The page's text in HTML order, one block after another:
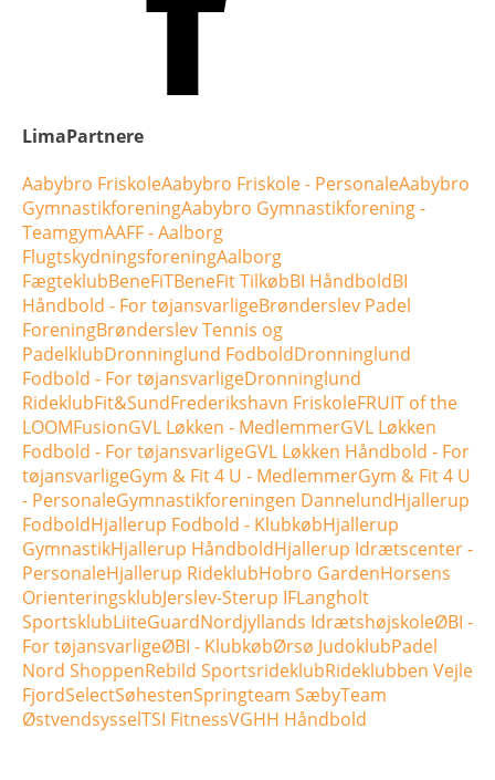
LimaPartnere
Aabybro FriskoleAabybro Friskole - PersonaleAabybro
GymnastikforeningAabybro Gymnastikforening -
TeamgymAAFF - Aalborg
FlugtskydningsforeningAalborg
FægteklubBeneFiTBeneFit TilkøbBI HåndboldBI
Håndbold - For tøjansvarligeBrønderslev Padel
ForeningBrønderslev Tennis og
PadelklubDronninglund FodboldDronninglund
Fodbold - For tøjansvarligeDronninglund
RideklubFit&SundFrederikshavn FriskoleFRUIT of the
LOOMFusionGVL Løkken - MedlemmerGVL Løkken
Fodbold - For tøjansvarligeGVL Løkken Håndbold - For
tøjansvarligeGym & Fit 4 U - MedlemmerGym & Fit 4 U
- PersonaleGymnastikforeningen DannelundHjallerup
FodboldHjallerup Fodbold - KlubkøbHjallerup
GymnastikHjallerup HåndboldHjallerup Idrætscenter -
PersonaleHjallerup RideklubHobro GardenHorsens
OrienteringsklubJerslev-Sterup IFLangholt
SportsklubLiiteGuardNordjyllands IdrætshøjskoleØBI -
For tøjansvarligeØBI - KlubkøbØrsø JudoklubPadel
Nord ShoppenRebild SportsrideklubRideklubben Vejle
FjordSelectSøhestenSpringteam SæbyTeam
ØstvendsysselTSI FitnessVGHH Håndbold